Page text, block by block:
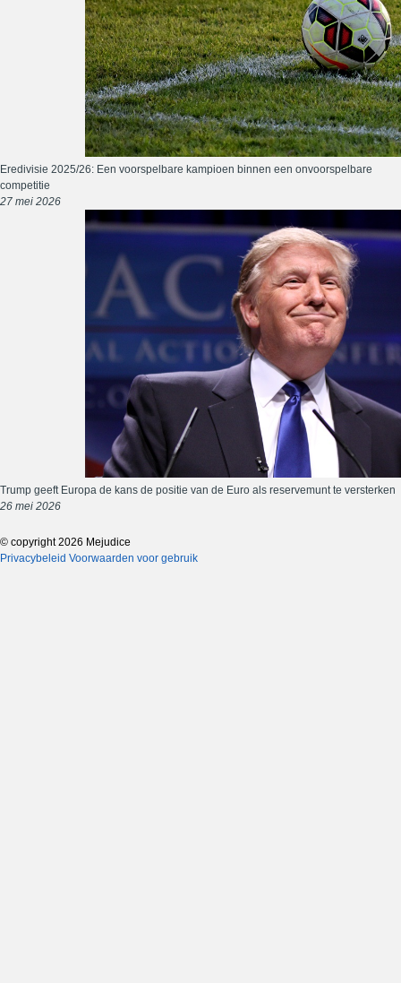
Eredivisie 2025/26: Een voorspelbare kampioen binnen een onvoorspelbare
competitie
27 mei 2026
Trump geeft Europa de kans de positie van de Euro als reservemunt te versterken
26 mei 2026
© copyright 2026 Mejudice
Privacybeleid Voorwaarden voor gebruik